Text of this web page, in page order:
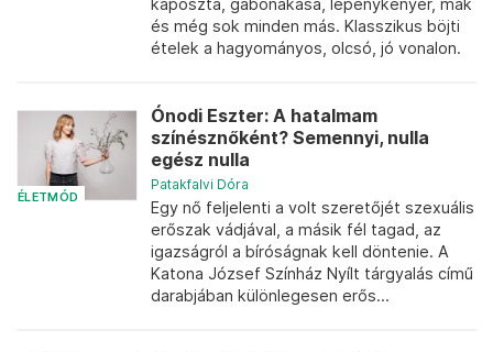
káposzta, gabonakása, lepénykenyér, mák
és még sok minden más. Klasszikus böjti
ételek a hagyományos, olcsó, jó vonalon.
ÉLETMÓD
Ónodi Eszter: A hatalmam
színésznőként? Semennyi, nulla
egész nulla
Patakfalvi Dóra
Egy nő feljelenti a volt szeretőjét szexuális
erőszak vádjával, a másik fél tagad, az
igazságról a bíróságnak kell döntenie. A
Katona József Színház Nyílt tárgyalás című
darabjában különlegesen erős...